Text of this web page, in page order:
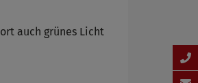
auch grünes Licht